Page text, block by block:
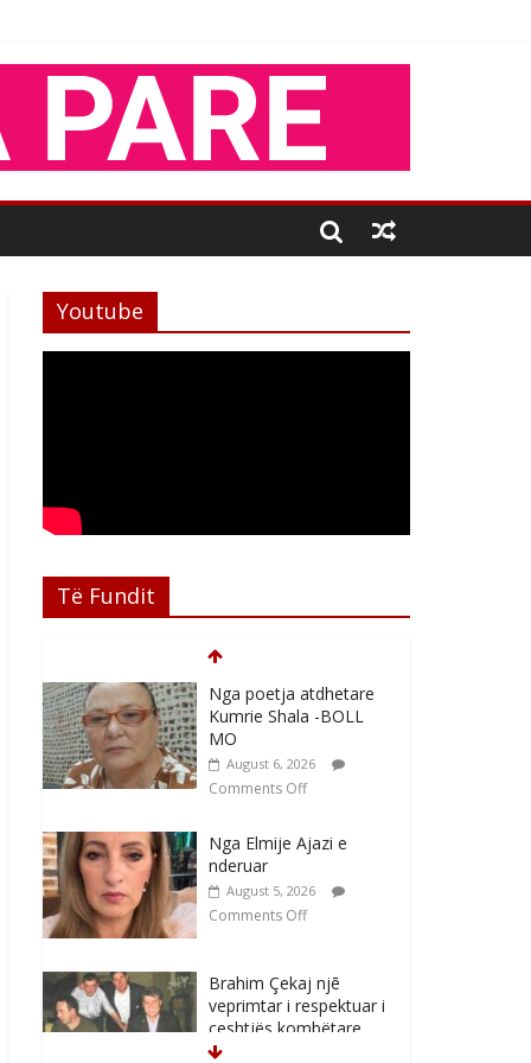
Youtube
Të Fundit
Nga poetja atdhetare
Kumrie Shala -BOLL
MO
August 6, 2026
Comments Off
Nga Elmije Ajazi e
nderuar
August 5, 2026
Comments Off
Brahim Çekaj njē
veprimtar i respektuar i
çeshtjës kombëtare